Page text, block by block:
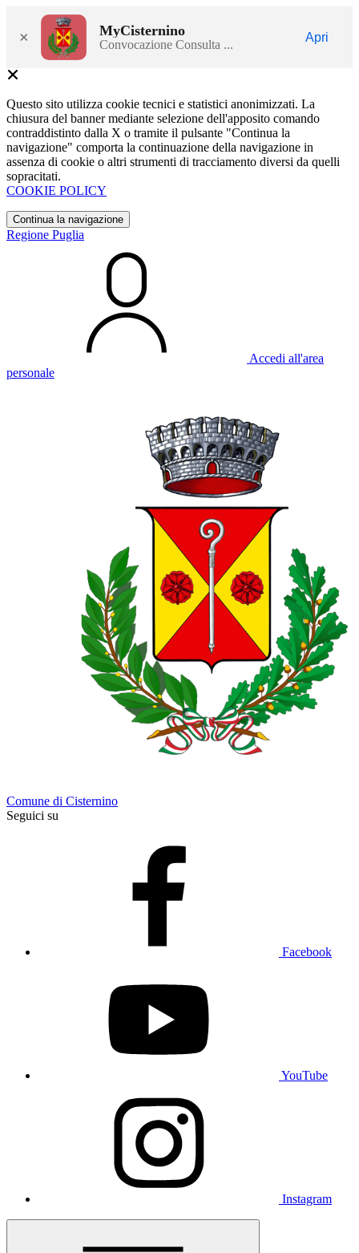
× MyCisternino
Convocazione Consulta ...
Apri
Questo sito utilizza cookie tecnici e statistici anonimizzati. La
chiusura del banner mediante selezione dell'apposito comando
contraddistinto dalla X o tramite il pulsante "Continua la
navigazione" comporta la continuazione della navigazione in
assenza di cookie o altri strumenti di tracciamento diversi da quelli
sopracitati.
COOKIE POLICY
Continua la navigazione
Regione Puglia
Accedi all'area
personale
Comune di Cisternino
Seguici su
Facebook
YouTube
Instagram